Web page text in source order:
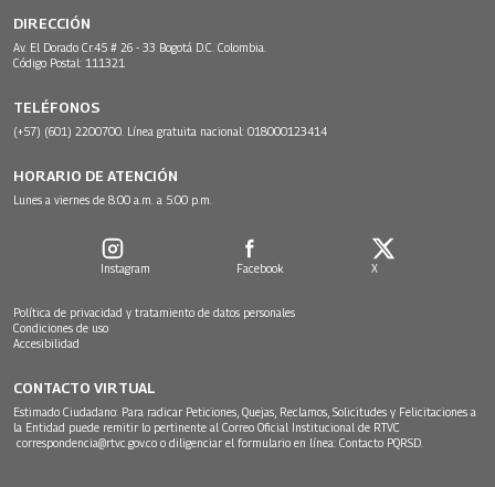
DIRECCIÓN
Av. El Dorado Cr.45 # 26 - 33 Bogotá D.C. Colombia.
Código Postal: 111321
TELÉFONOS
(+57) (601) 2200700. Línea gratuita nacional: 018000123414
HORARIO DE ATENCIÓN
Lunes a viernes de 8:00 a.m. a 5:00 p.m.
Instagram Facebook X
Política de privacidad y tratamiento de datos personales
Condiciones de uso
Accesibilidad
CONTACTO VIRTUAL
Estimado Ciudadano: Para radicar Peticiones, Quejas, Reclamos, Solicitudes y Felicitaciones a
la Entidad puede remitir lo pertinente al Correo Oficial Institucional de RTVC
correspondencia@rtvc.gov.co o diligenciar el formulario en línea: Contacto PQRSD.